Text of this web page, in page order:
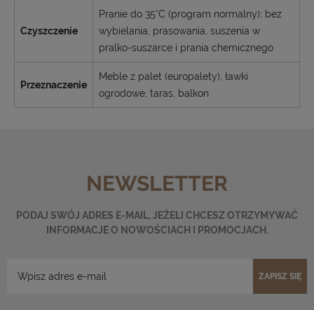
Czyszczenie
Pranie do 35°C (program normalny); bez
wybielania, prasowania, suszenia w
pralko-suszarce i prania chemicznego
Przeznaczenie
Meble z palet (europalety), ławki
ogrodowe, taras, balkon
NEWSLETTER
PODAJ SWÓJ ADRES E-MAIL, JEŻELI CHCESZ OTRZYMYWAĆ
INFORMACJE O NOWOŚCIACH I PROMOCJACH.
ZAPISZ SIĘ